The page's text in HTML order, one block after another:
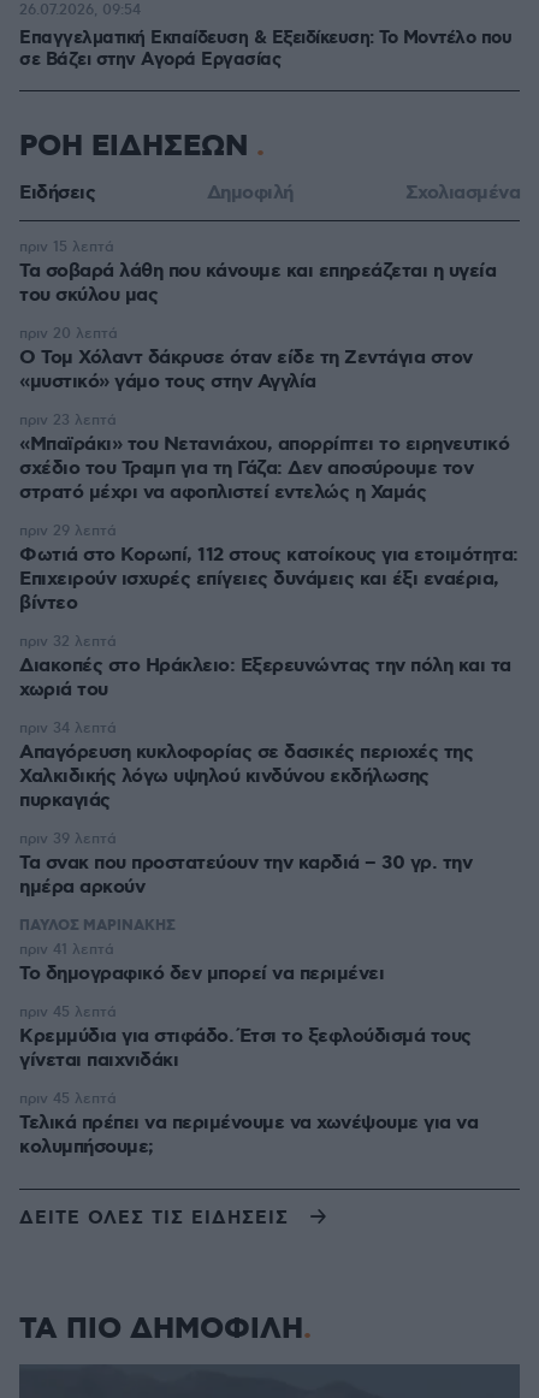
Επαγγελματική Εκπαίδευση & Εξειδίκευση: Το Mοντέλο που
σε Bάζει στην Aγορά Eργασίας
26.07.2026, 09:54
ΡΟΗ ΕΙΔΗΣΕΩΝ
Ειδήσεις Δημοφιλή Σχολιασμένα
Τα σοβαρά λάθη που κάνουμε και επηρεάζεται η υγεία
του σκύλου μας
πριν 15 λεπτά
Ο Τομ Χόλαντ δάκρυσε όταν είδε τη Ζεντάγια στον
«μυστικό» γάμο τους στην Αγγλία
πριν 20 λεπτά
«Μπαϊράκι» του Νετανιάχου, απορρίπτει το ειρηνευτικό
σχέδιο του Τραμπ για τη Γάζα: Δεν αποσύρουμε τον
στρατό μέχρι να αφοπλιστεί εντελώς η Χαμάς
πριν 23 λεπτά
Φωτιά στο Κορωπί, 112 στους κατοίκους για ετοιμότητα:
Επιχειρούν ισχυρές επίγειες δυνάμεις και έξι εναέρια,
βίντεο
πριν 29 λεπτά
Διακοπές στο Ηράκλειο: Εξερευνώντας την πόλη και τα
χωριά του
πριν 32 λεπτά
Απαγόρευση κυκλοφορίας σε δασικές περιοχές της
Χαλκιδικής λόγω υψηλού κινδύνου εκδήλωσης
πυρκαγιάς
πριν 34 λεπτά
Τα σνακ που προστατεύουν την καρδιά – 30 γρ. την
ημέρα αρκούν
πριν 39 λεπτά
ΠΑΥΛΟΣ ΜΑΡΙΝΑΚΗΣ
Το δημογραφικό δεν μπορεί να περιμένει
πριν 41 λεπτά
Κρεμμύδια για στιφάδο. Έτσι το ξεφλούδισμά τους
γίνεται παιχνιδάκι
πριν 45 λεπτά
Τελικά πρέπει να περιμένουμε να χωνέψουμε για να
κολυμπήσουμε;
πριν 45 λεπτά
ΔΕΙΤΕ ΟΛΕΣ ΤΙΣ ΕΙΔΗΣΕΙΣ
ΤΑ ΠΙΟ ΔΗΜΟΦΙΛΗ